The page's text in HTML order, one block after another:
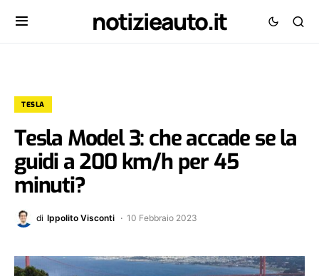
notizieauto.it
TESLA
Tesla Model 3: che accade se la
guidi a 200 km/h per 45
minuti?
di Ippolito Visconti 10 Febbraio 2023